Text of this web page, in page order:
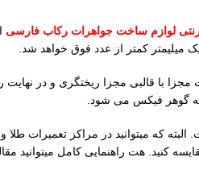
لوازم ساخت جواهرات رکاب فارسی
میلیمتر کمتر از عدد فوق خواهد شد.
با قالبی مجزا ریختگری و در
گوهر فیکس می شود.
است. این سایز برای 80 درصد آقایان مناسب است.